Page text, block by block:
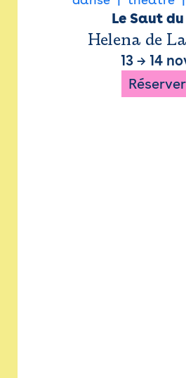
Le Saut
Helena de
13 → 14
Réserver